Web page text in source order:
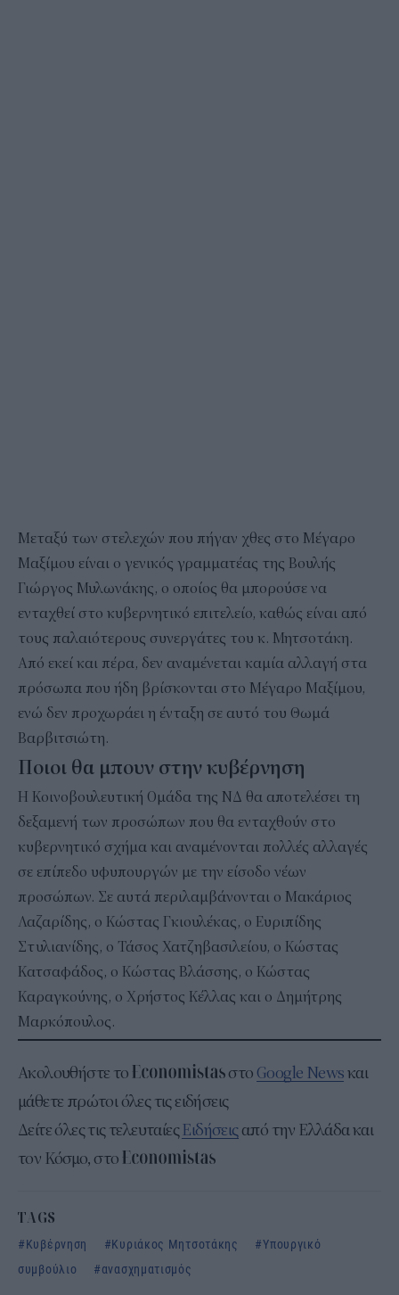
Μεταξύ των στελεχών που πήγαν χθες στο Μέγαρο
Μαξίμου είναι ο γενικός γραμματέας της Βουλής
Γιώργος Μυλωνάκης, ο οποίος θα μπορούσε να
ενταχθεί στο κυβερνητικό επιτελείο, καθώς είναι από
τους παλαιότερους συνεργάτες του κ. Μητσοτάκη.
Από εκεί και πέρα, δεν αναμένεται καμία αλλαγή στα
πρόσωπα που ήδη βρίσκονται στο Μέγαρο Μαξίμου,
ενώ δεν προχωράει η ένταξη σε αυτό του Θωμά
Βαρβιτσιώτη.
Ποιοι θα μπουν στην κυβέρνηση
Η Κοινοβουλευτική Ομάδα της ΝΔ θα αποτελέσει τη
δεξαμενή των προσώπων που θα ενταχθούν στο
κυβερνητικό σχήμα και αναμένονται πολλές αλλαγές
σε επίπεδο υφυπουργών με την είσοδο νέων
προσώπων. Σε αυτά περιλαμβάνονται ο Μακάριος
Λαζαρίδης, ο Κώστας Γκιουλέκας, ο Ευριπίδης
Στυλιανίδης, ο Τάσος Χατζηβασιλείου, ο Κώστας
Κατσαφάδος, ο Κώστας Βλάσσης, ο Κώστας
Καραγκούνης, ο Χρήστος Κέλλας και ο Δημήτρης
Μαρκόπουλος.
Ακολουθήστε το στο Google Newsκαι
μάθετε πρώτοι όλες τις ειδήσεις
Δείτε όλες τις τελευταίεςΕιδήσειςαπό την Ελλάδα και
τον Κόσμο, στο
TAGS
Κυβέρνηση
Κυριάκος Μητσοτάκης
Υπουργικό
συμβούλιο
ανασχηματισμός